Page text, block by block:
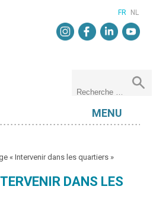
FR NL
MENU
« Intervenir dans les quartiers »
DANS LES